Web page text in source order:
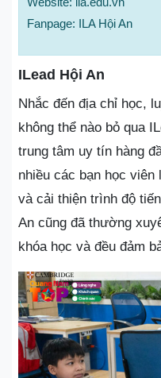
Fanpage: ILA Hội An
ILead Hội An
Nhắc đến địa chỉ học,
không thể nào bỏ qua
trung tâm uy tín hàng
nhiều các bạn học
và cải thiện trình độ
An cũng đã thường
khóa học và đều đảm